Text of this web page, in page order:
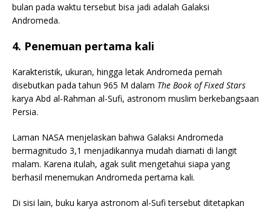
bulan pada waktu tersebut bisa jadi adalah Galaksi
Andromeda.
4. Penemuan pertama kali
Karakteristik, ukuran, hingga letak Andromeda pernah
disebutkan pada tahun 965 M dalam The Book of Fixed Stars
karya Abd al-Rahman al-Sufi, astronom muslim berkebangsaan
Persia.
Laman NASA menjelaskan bahwa Galaksi Andromeda
bermagnitudo 3,1 menjadikannya mudah diamati di langit
malam. Karena itulah, agak sulit mengetahui siapa yang
berhasil menemukan Andromeda pertama kali.
Di sisi lain, buku karya astronom al-Sufi tersebut ditetapkan